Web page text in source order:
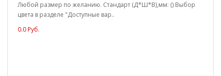
Любой размер по желанию. Стандарт (Д*Ш*В),мм: () Выбор
цвета в разделе "Доступные вар..
0.0 Руб.